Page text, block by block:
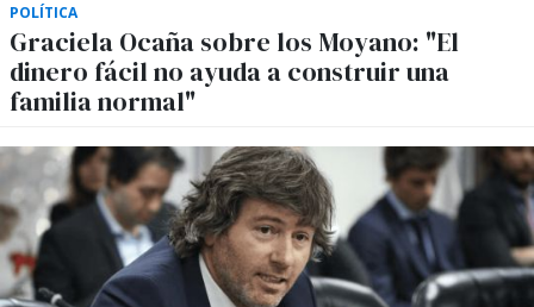
POLÍTICA
Graciela Ocaña sobre los Moyano: "El
dinero fácil no ayuda a construir una
familia normal"